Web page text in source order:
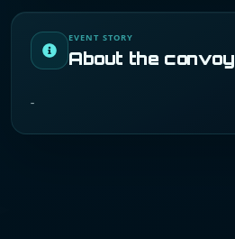
EVENT STORY
About the convoy
-